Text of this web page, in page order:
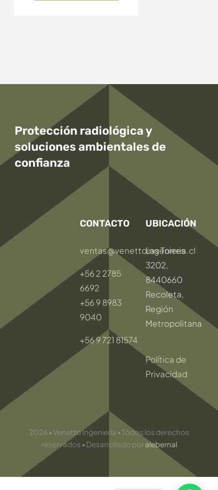
Protección radiológica y
soluciones ambientales de
confianza
CONTACTO
ventas@venettoingenieria.cl
+56 2 2785
6692
+56 9 8983
9040
+56 9 721 81574
UBICACIÓN
Las Torres
3202,
8440660
Recoleta,
Región
Metropolitana
Política de
Privacidad
2026 • Venetto Ingeniería • Todos los derechos
reservados • Desarrollado poralebernal